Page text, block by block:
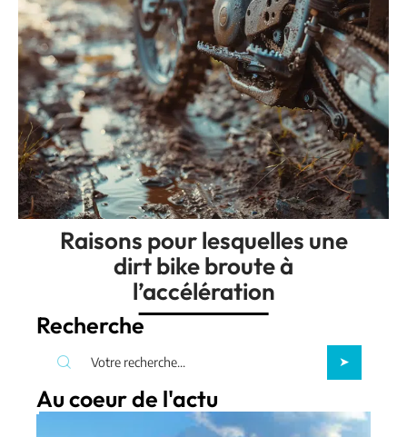
Raisons pour lesquelles une
dirt bike broute à
l’accélération
Recherche
Au coeur de l'actu